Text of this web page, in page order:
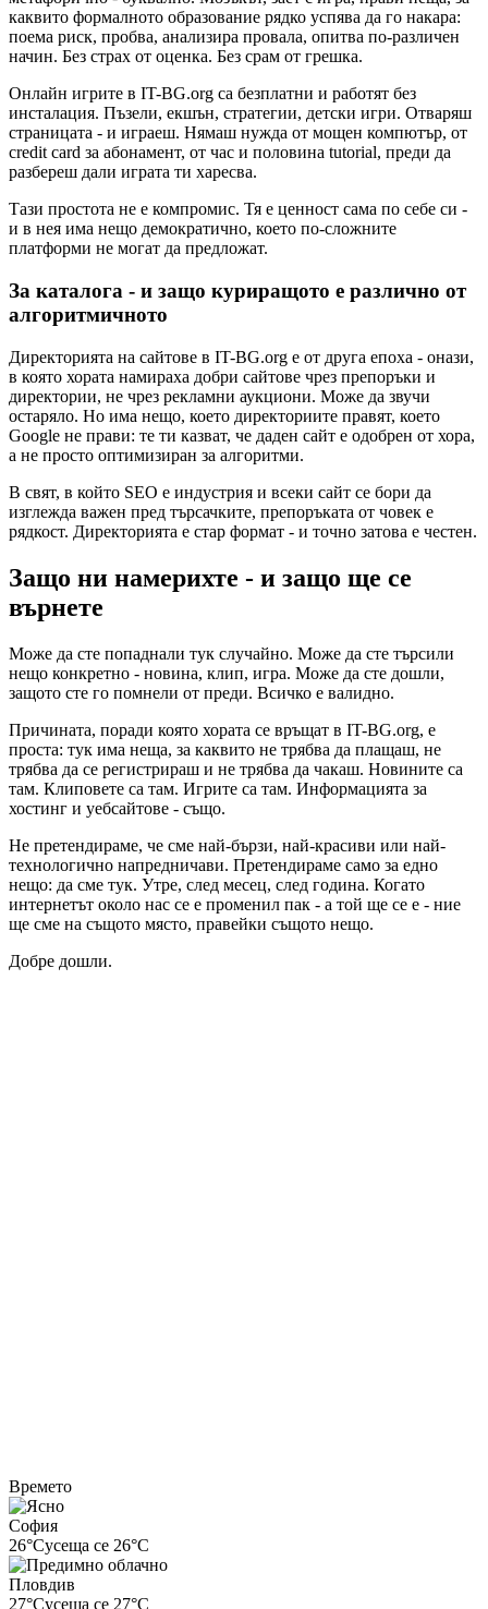
каквито формалното образование рядко успява да го накара:
поема риск, пробва, анализира провала, опитва по-различен
начин. Без страх от оценка. Без срам от грешка.
Онлайн игрите в IT-BG.org са безплатни и работят без
инсталация. Пъзели, екшън, стратегии, детски игри. Отваряш
страницата - и играеш. Нямаш нужда от мощен компютър, от
credit card за абонамент, от час и половина tutorial, преди да
разбереш дали играта ти харесва.
Тази простота не е компромис. Тя е ценност сама по себе си -
и в нея има нещо демократично, което по-сложните
платформи не могат да предложат.
За каталога - и защо куриращото е различно от
алгоритмичното
Директорията на сайтове в IT-BG.org е от друга епоха - онази,
в която хората намираха добри сайтове чрез препоръки и
директории, не чрез рекламни аукциони. Може да звучи
остаряло. Но има нещо, което директориите правят, което
Google не прави: те ти казват, че даден сайт е одобрен от хора,
а не просто оптимизиран за алгоритми.
В свят, в който SEO е индустрия и всеки сайт се бори да
изглежда важен пред търсачките, препоръката от човек е
рядкост. Директорията е стар формат - и точно затова е честен.
Защо ни намерихте - и защо ще се
върнете
Може да сте попаднали тук случайно. Може да сте търсили
нещо конкретно - новина, клип, игра. Може да сте дошли,
защото сте го помнели от преди. Всичко е валидно.
Причината, поради която хората се връщат в IT-BG.org, е
проста: тук има неща, за каквито не трябва да плащаш, не
трябва да се регистрираш и не трябва да чакаш. Новините са
там. Клиповете са там. Игрите са там. Информацията за
хостинг и уебсайтове - също.
Не претендираме, че сме най-бързи, най-красиви или най-
технологично напредничави. Претендираме само за едно
нещо: да сме тук. Утре, след месец, след година. Когато
интернетът около нас се е променил пак - а той ще се е - ние
ще сме на същото място, правейки същото нещо.
Добре дошли.
Времето
София
26°Cусеща се 26°C
Пловдив
27°Cусеща се 27°C